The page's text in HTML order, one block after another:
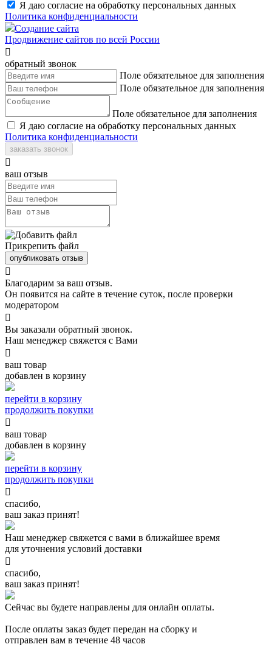
Я даю согласие на обработку персональных данных
Политика конфиденциальности
Создание сайта
Продвижение сайтов по всей России

обратный звонок
Поле обязательное для заполнения
Поле обязательное для заполнения
Поле обязательное для заполнения
Я даю согласие на обработку персональных данных
Политика конфиденциальности
заказать звонок

ваш отзыв
Прикрепить файл
опубликовать отзыв

Благодарим за ваш отзыв.
Он появится на сайте в течение суток, после проверки
модератором

Вы заказали обратный звонок.
Наш менеджер свяжется с Вами

ваш товар
добавлен в корзину
перейти в корзину
продолжить покупки

ваш товар
добавлен в корзину
перейти в корзину
продолжить покупки

спасибо,
ваш заказ принят!
Наш менеджер свяжется с вами в ближайшее время
для уточнения условий доставки

спасибо,
ваш заказ принят!
Сейчас вы будете направлены для онлайн оплаты.
После оплаты заказ будет передан на сборку и
отправлен вам в течение 48 часов